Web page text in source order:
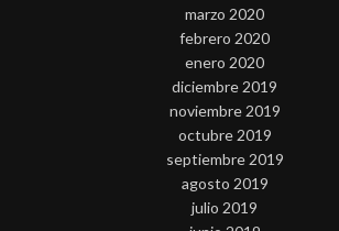
marzo 2020
febrero 2020
enero 2020
diciembre 2019
noviembre 2019
octubre 2019
septiembre 2019
agosto 2019
julio 2019